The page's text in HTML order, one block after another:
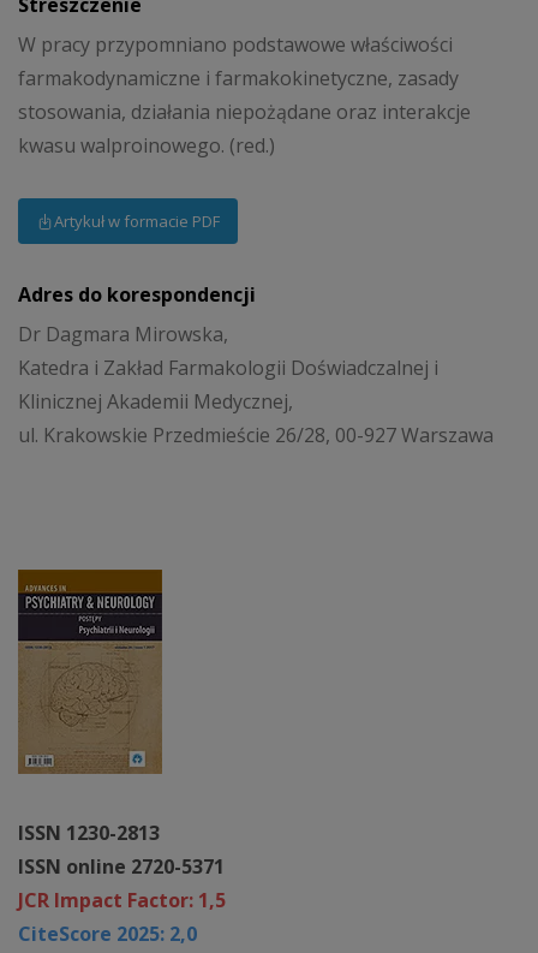
ISSN 1230-2813
ISSN online 2720-5371
JCR Impact Factor: 1,5
CiteScore 2025: 2,0
W pracy przypomniano podstawowe właściwości
farmakodynamiczne i farmakokinetyczne, zasady
stosowania, działania niepożądane oraz interakcje
kwasu walproinowego. (red.)
Artykuł w formacie PDF
Adres do korespondencji
Dr Dagmara Mirowska,
Katedra i Zakład Farmakologii Doświadczalnej i
Klinicznej Akademii Medycznej,
ul. Krakowskie Przedmieście 26/28, 00-927 Warszawa